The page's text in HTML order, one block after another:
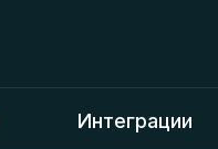
Интеграции